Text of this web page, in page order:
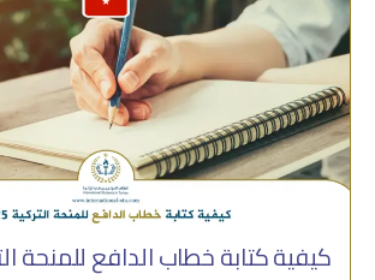
كيفية كتابة خطاب الدافع للمنحة